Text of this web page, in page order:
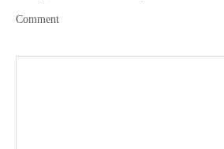
Comment